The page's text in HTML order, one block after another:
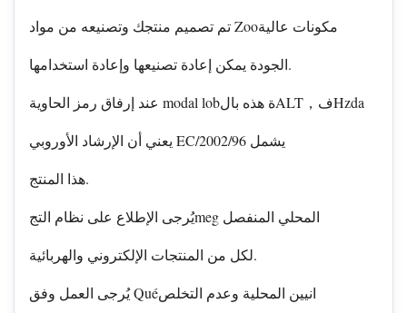
تم تصميم منتجك وتصنيعه من مواد Zooمكونات عالية
الجودة يمكن إعادة تصنيعها وإعادة استخدامها.
عند إرفاق رمز الحاوية modal lobة هذه بالALT，فHzda
يعني أن الإرشاد الأوروبي EC/2002/96 يشمل
هذا المنتج.
يُرجى الإطلاع على نظام التجmeg المحلي المنفصل
لكل من المنتجات الإلكتروني والهربائية.
يُرجى العمل وفق Quéانيين المحلية وعدم التخلص